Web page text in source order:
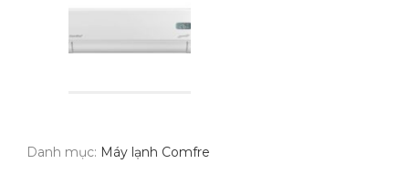
Danh mục: Máy lạnh Comfre